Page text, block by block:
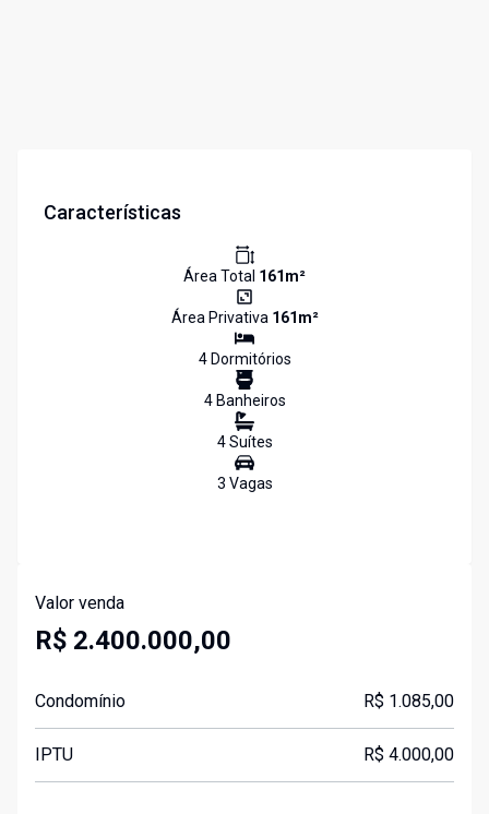
Características
Área Total 161m²
Área Privativa 161m²
4Dormitórios
4Banheiros
4Suítes
3 Vagas
Valor venda
R$ 2.400.000,00
Condomínio R$ 1.085,00
IPTU R$ 4.000,00